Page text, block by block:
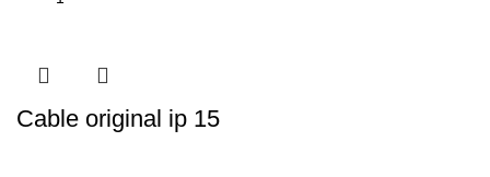
Cable original ip 15